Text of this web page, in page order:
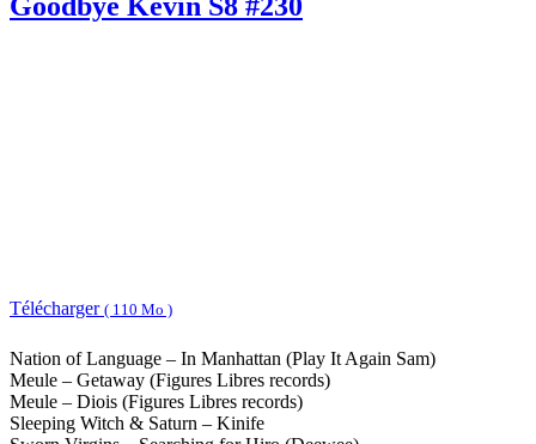
Goodbye Kevin S8 #230
Télécharger ( 110 Mo )
Nation of Language – In Manhattan (Play It Again Sam)
Meule – Getaway (Figures Libres records)
Meule – Diois (Figures Libres records)
Sleeping Witch & Saturn – Kinife